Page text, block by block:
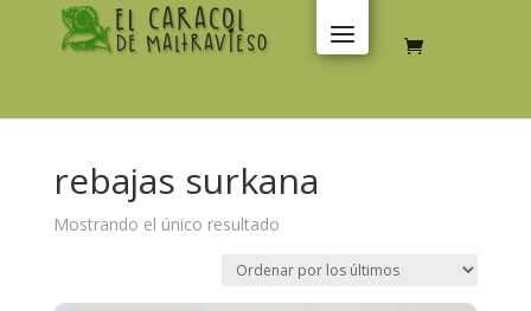
rebajas surkana
Mostrando el único resultado